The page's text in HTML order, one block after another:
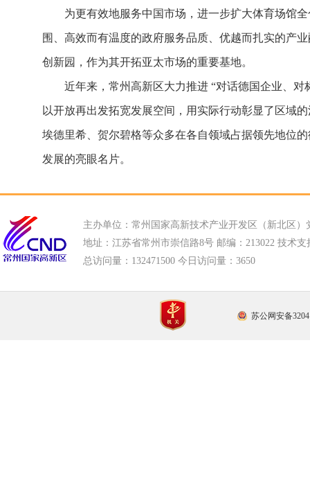
为更有效地服务中国市场，进一步扩大体育场馆
围、高效而有温度的政府服务品质、优越而扎实的产
创新园，作为其开拓亚太市场的重要基地。
近年来，常州高新区大力推进 “对话德国企业、
以开放再出发拓宽发展空间，用实际行动彰显了区域
埃德里希、贺尔碧格等众多在各自领域占据领先地位
发展的亮眼名片。
主办单位：常州国家高新技术产业开发区（新北区）
地址：江苏省常州市崇信路8号 邮编：213022 技术支
总访问量： 132471500 今日访问量： 3650
苏公网安备